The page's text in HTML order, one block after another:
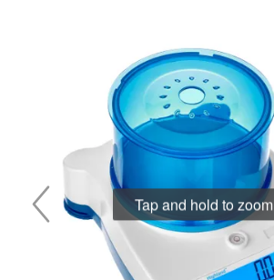
imágenes
Tap and hold to zoom